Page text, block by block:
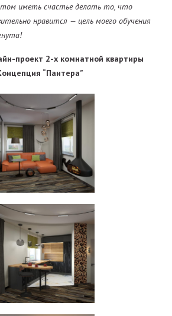
иметь счастье делать то, что
нравится — цель моего обучения
проект 2-х комнатной квартиры
“Пантера”